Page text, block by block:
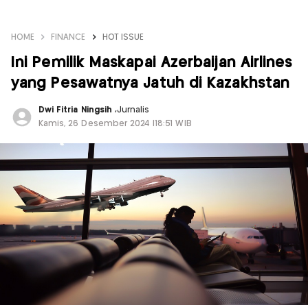
HOME FINANCE HOT ISSUE
Ini Pemilik Maskapai Azerbaijan Airlines
yang Pesawatnya Jatuh di Kazakhstan
Dwi Fitria Ningsih ,Jurnalis
Kamis, 26 Desember 2024 |18:51 WIB